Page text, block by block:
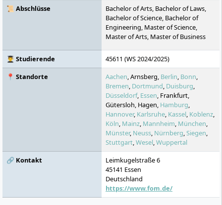
Management,
Kommunikationswissenschaften,
MBA, Wirtschaftspsychologie,
Marketing, Elektrotechnik,
Wirtschaftsingenieurwesen,
Gesundheitsmanagement,
Gesundheitspädagogik, Soziale
Arbeit, Informatik, General
Management, Business Informatics,
Pädagogik, Psychologie
📜 Abschlüsse
Bachelor of Arts, Bachelor of Laws,
Bachelor of Science, Bachelor of
Engineering, Master of Science,
Master of Arts, Master of Business
👨‍🎓 Studierende
45611 (WS 2024/2025)
📍 Standorte
Aachen, Arnsberg, Berlin, Bonn,
Bremen, Dortmund, Duisburg,
Düsseldorf, Essen, Frankfurt,
Gütersloh, Hagen, Hamburg,
Hannover, Karlsruhe, Kassel, Koblenz,
Köln, Mainz, Mannheim, München,
Münster, Neuss, Nürnberg,Siegen,
Stuttgart,Wesel,Wuppertal
🔗 Kontakt
Leimkugelstraße 6
45141 Essen
Deutschland
https://www.fom.de/